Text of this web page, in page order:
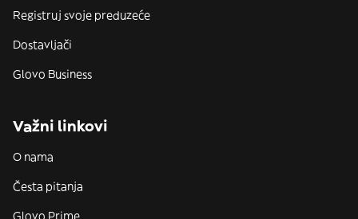
Registruj svoje preduzeće
Dostavljači
Glovo Business
Važni linkovi
O nama
Česta pitanja
Glovo Prime